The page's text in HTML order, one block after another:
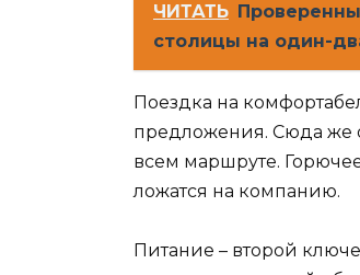
ЧИТАТЬ
столицы на один-
Поездка на
предложения. Сюда же
всем маршруте.
ложатся на компанию.
Питание – второй